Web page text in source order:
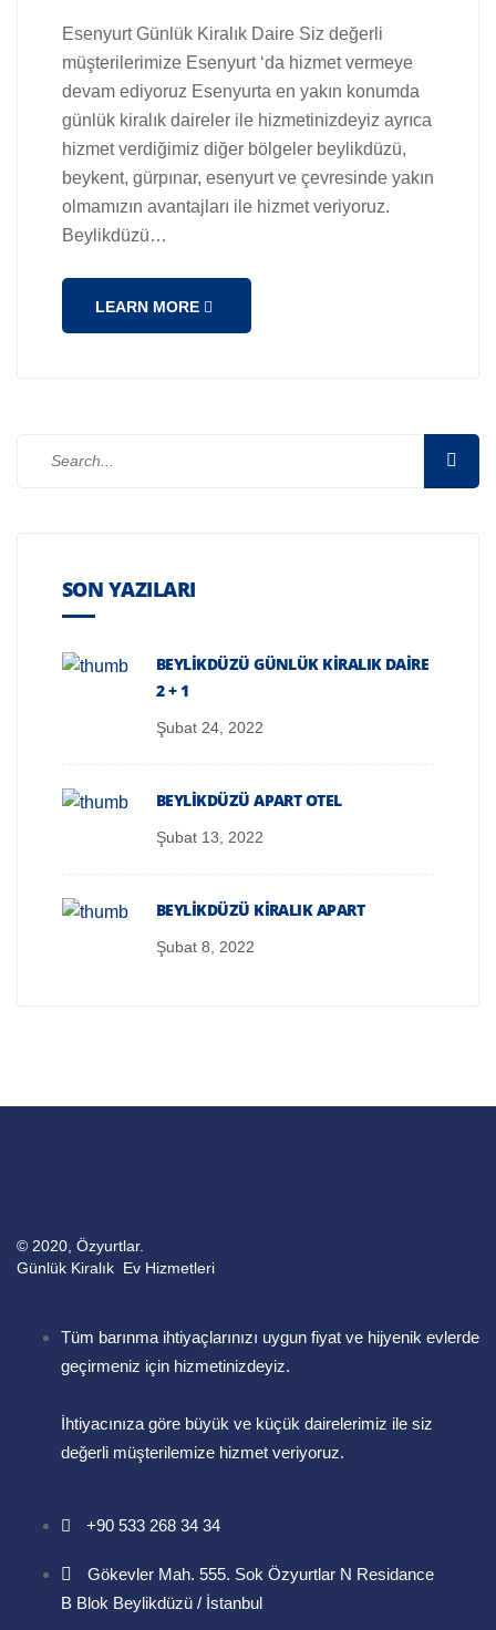
Esenyurt Günlük Kiralık Daire Siz değerli
müşterilerimize Esenyurt ‘da hizmet vermeye
devam ediyoruz Esenyurta en yakın konumda
günlük kiralık daireler ile hizmetinizdeyiz ayrıca
hizmet verdiğimiz diğer bölgeler beylikdüzü,
beykent, gürpınar, esenyurt ve çevresinde yakın
olmamızın avantajları ile hizmet veriyoruz.
Beylikdüzü…
LEARN MORE
SON YAZILARI
BEYLIKDÜZÜ GÜNLÜK KIRALIK DAIRE
2 + 1
Şubat 24, 2022
BEYLIKDÜZÜ APART OTEL
Şubat 13, 2022
BEYLIKDÜZÜ KIRALIK APART
Şubat 8, 2022
© 2020, Özyurtlar.
Günlük Kiralık Ev Hizmetleri
Tüm barınma ihtiyaçlarınızı uygun fiyat ve hijyenik evlerde
geçirmeniz için hizmetinizdeyiz.
İhtiyacınıza göre büyük ve küçük dairelerimiz ile siz
değerli müşterilemize hizmet veriyoruz.
+90 533 268 34 34
Gökevler Mah. 555. Sok Özyurtlar N Residance
B Blok Beylikdüzü / İstanbul